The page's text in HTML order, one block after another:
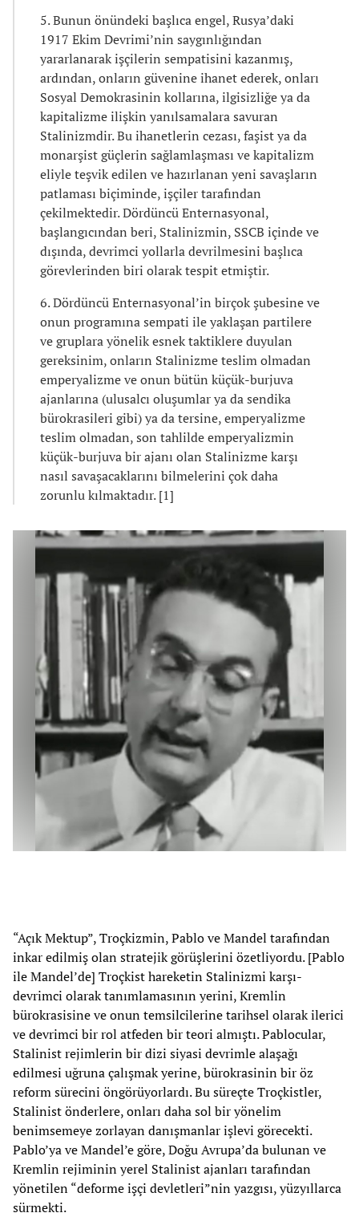
5. Bunun önündeki başlıca engel, Rusya’daki
1917 Ekim Devrimi’nin saygınlığından
yararlanarak işçilerin sempatisini kazanmış,
ardından, onların güvenine ihanet ederek, onları
Sosyal Demokrasinin kollarına, ilgisizliğe ya da
kapitalizme ilişkin yanılsamalara savuran
Stalinizmdir. Bu ihanetlerin cezası, faşist ya da
monarşist güçlerin sağlamlaşması ve kapitalizm
eliyle teşvik edilen ve hazırlanan yeni savaşların
patlaması biçiminde, işçiler tarafından
çekilmektedir. Dördüncü Enternasyonal,
başlangıcından beri, Stalinizmin, SSCB içinde ve
dışında, devrimci yollarla devrilmesini başlıca
görevlerinden biri olarak tespit etmiştir.
6. Dördüncü Enternasyonal’in birçok şubesine ve
onun programına sempati ile yaklaşan partilere
ve gruplara yönelik esnek taktiklere duyulan
gereksinim, onların Stalinizme teslim olmadan
emperyalizme ve onun bütün küçük-burjuva
ajanlarına (ulusalcı oluşumlar ya da sendika
bürokrasileri gibi) ya da tersine, emperyalizme
teslim olmadan, son tahlilde emperyalizmin
küçük-burjuva bir ajanı olan Stalinizme karşı
nasıl savaşacaklarını bilmelerini çok daha
zorunlu kılmaktadır. [1]
“Açık Mektup”, Troçkizmin, Pablo ve Mandel tarafından
inkar edilmiş olan stratejik görüşlerini özetliyordu. [Pablo
ile Mandel’de] Troçkist hareketin Stalinizmi karşı-
devrimci olarak tanımlamasının yerini, Kremlin
bürokrasisine ve onun temsilcilerine tarihsel olarak ilerici
ve devrimci bir rol atfeden bir teori almıştı. Pablocular,
Stalinist rejimlerin bir dizi siyasi devrimle alaşağı
edilmesi uğruna çalışmak yerine, bürokrasinin bir öz
reform sürecini öngörüyorlardı. Bu süreçte Troçkistler,
Stalinist önderlere, onları daha sol bir yönelim
benimsemeye zorlayan danışmanlar işlevi görecekti.
Pablo’ya ve Mandel’e göre, Doğu Avrupa’da bulunan ve
Kremlin rejiminin yerel Stalinist ajanları tarafından
yönetilen “deforme işçi devletleri”nin yazgısı, yüzyıllarca
sürmekti.